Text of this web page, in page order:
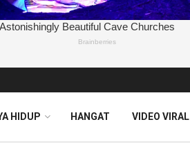
HIDUP HANGAT VIDEO VIRAL